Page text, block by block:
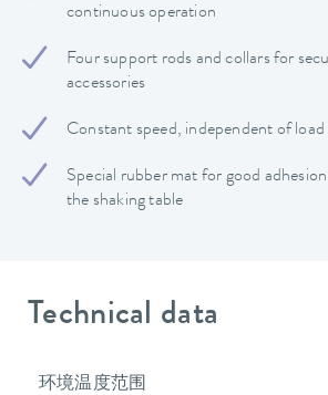
continuous operation
Four support rods and collars for
accessories
Constant speed, independent of load
Special rubber mat for good
the shaking table
Technical data
环境温度范围